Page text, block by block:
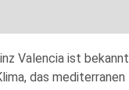
Valencia ist
das